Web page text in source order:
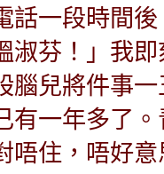
話一段時間
淑芬！」我
腦兒將件事
有一年多了
唔住，唔好